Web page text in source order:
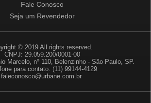
Fale Conosco
Seja um Revendedor
© 2019 All rights reserved.
CNPJ: 29.059.200/0001-00
Marcelo, nº 110, Belenzinho - São Paulo, SP.
para contato: (11) 99144-4129
faleconosco@urbane.com.br